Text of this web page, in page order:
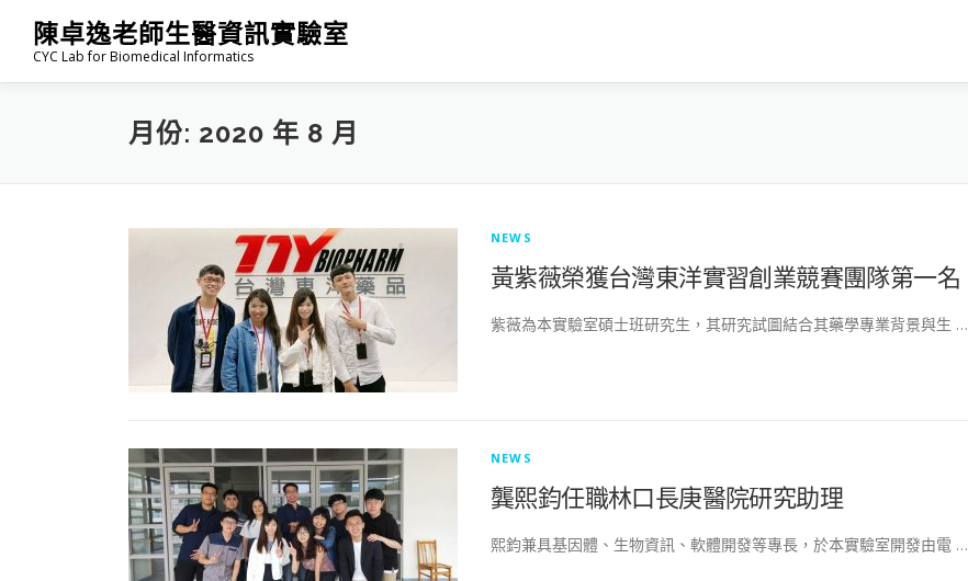
要
陳卓逸老師生醫資訊實驗室
CYC Lab for Biomedical Informatics
月份: 2020 年 8 月
NEWS
黃紫薇榮獲台灣東洋實習創業競賽團隊第一名
紫薇為本實驗室碩士班研究生，其研究試圖結合其藥學專業背景與生 …
NEWS
龔熙鈞任職林口長庚醫院研究助理
熙鈞兼具基因體、生物資訊、軟體開發等專長，於本實驗室開發由電 …